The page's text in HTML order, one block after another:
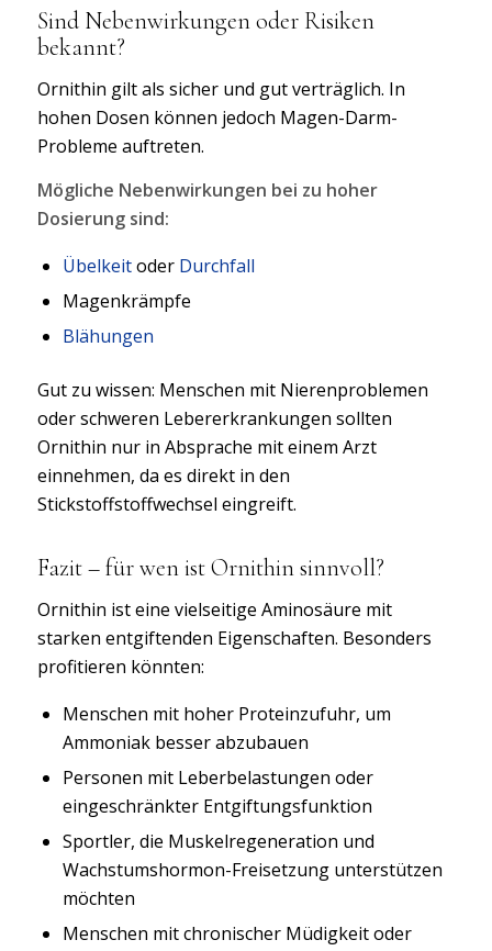
Sind Nebenwirkungen oder Risiken
bekannt?
Ornithin gilt als sicher und gut verträglich. In
hohen Dosen können jedoch Magen-Darm-
Probleme auftreten.
Mögliche Nebenwirkungen bei zu hoher
Dosierung sind:
Übelkeitoder Durchfall
Magenkrämpfe
Blähungen
Gut zu wissen: Menschen mit Nierenproblemen
oder schweren Lebererkrankungen sollten
Ornithin nur in Absprache mit einem Arzt
einnehmen, da es direkt in den
Stickstoffstoffwechsel eingreift.
Fazit – für wen ist Ornithin sinnvoll?
Ornithin ist eine vielseitige Aminosäure mit
starken entgiftenden Eigenschaften. Besonders
profitieren könnten:
Menschen mit hoher Proteinzufuhr, um
Ammoniak besser abzubauen
Personen mit Leberbelastungen oder
eingeschränkter Entgiftungsfunktion
Sportler, die Muskelregeneration und
Wachstumshormon-Freisetzung unterstützen
möchten
Menschen mit chronischer Müdigkeit oder